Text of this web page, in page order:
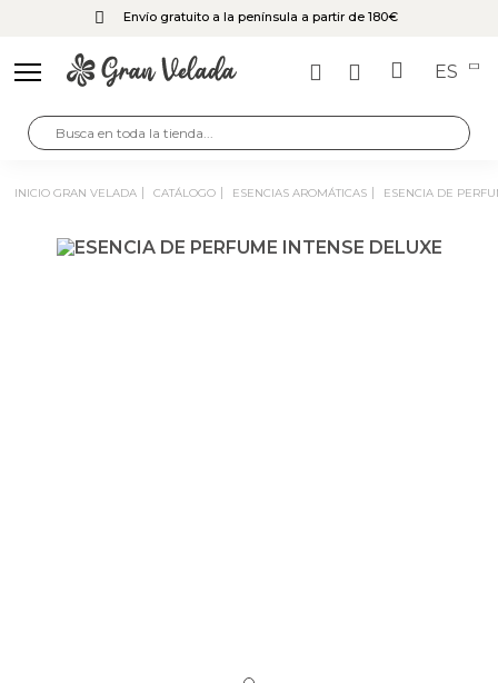
Envío gratuito a la península a partir de 180€
ES
INICIO GRAN VELADA CATÁLOGO ESENCIAS AROMÁTICAS ESENCIA DE